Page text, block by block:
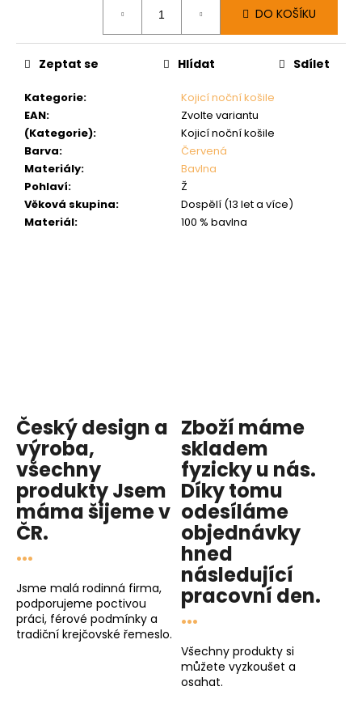
DO KOŠÍKU
Kategorie:
Kojicí noční košile
EAN:
Zvolte variantu
(Kategorie):
Kojicí noční košile
Barva:
Červená
Materiály:
Bavlna
Pohlaví:
Ž
Věková skupina:
Dospělí (13 let a více)
Materiál: 100 % bavlna
Zeptat se Hlídat Sdílet
Český design a
výroba,
všechny
produktyJsem
mámašijeme v
ČR.
...
Jsme malá rodinná firma,
podporujeme poctivou
práci, férové podmínky a
tradiční krejčovské řemeslo.
Zboží máme
skladem
fyzicky u nás.
Díky tomu
odesíláme
objednávky
hned
následující
pracovní den.
...
Všechny produkty si
můžete vyzkoušet a
osahat.